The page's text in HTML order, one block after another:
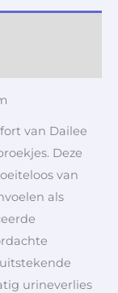
van Dailee
Deze
van
als
urineverlies